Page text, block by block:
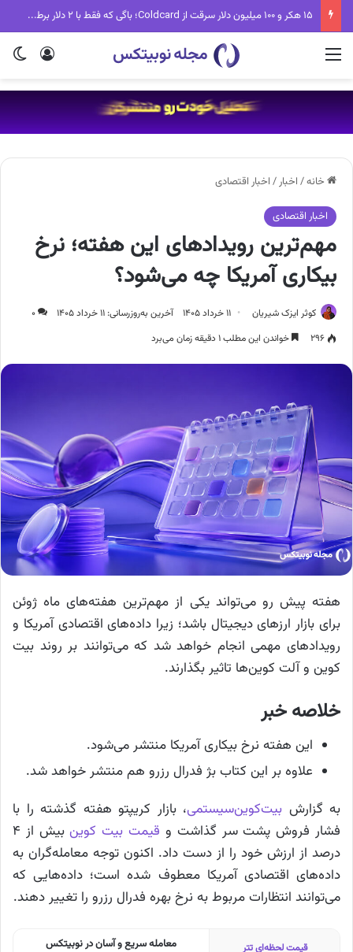
۱۵ هکر و ۱۰۰ میلیون دلار سرقت از Coldcard؛ باگی که فقط با ۲ دلار برطرف می‌شد
ورود منو
خانه/ اخبار/ اخبار اقتصادی
اخبار اقتصادی
مهم‌ترین رویدادهای این هفته؛ نرخ
بیکاری آمریکا چه می‌شود؟
کوثر ایزک شیریان ۱۱ خرداد ۱۴۰۵ آخرین به‌روزرسانی: ۱۱ خرداد ۱۴۰۵
۰
۲۹۶
خواندن این مطلب ۱ دقیقه زمان می‌برد
هفته پیش رو می‌تواند یکی از مهم‌ترین هفته‌های ماه ژوئن
برای بازار ارزهای دیجیتال باشد؛ زیرا داده‌های اقتصادی آمریکا و
رویدادهای مهمی انجام خواهد شد که می‌توانند بر روند بیت
کوین و آلت کوین‌ها تاثیر بگذارند.
خلاصه خبر
این هفته نرخ بیکاری آمریکا منتشر می‌شود.
علاوه بر این کتاب بژ فدرال رزرو هم منتشر خواهد شد.
به گزارش بیت‌کوین‌سیستمی، بازار کریپتو هفته گذشته را با
فشار فروش پشت سر گذاشت و قیمت بیت کوین
بیش از ۴
درصد از ارزش خود را از دست داد. اکنون توجه معامله‌گران به
داده‌های اقتصادی آمریکا معطوف شده است؛ داده‌هایی که
می‌توانند انتظارات مربوط به نرخ بهره فدرال رزرو را تغییر دهند.
معامله سریع و آسان در نوبیتکس قیمت لحظه‌ای تتر